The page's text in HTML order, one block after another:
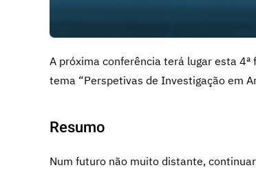
A próxima conferência terá lugar esta
tema “Perspetivas de Investigação em
Resumo
Num futuro não muito distante,